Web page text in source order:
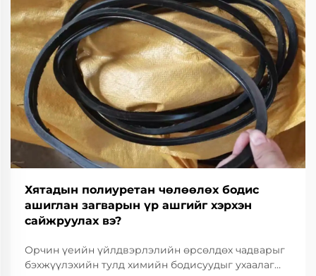
Хятадын полиуретан чөлөөлөх бодис
ашиглан загварын үр ашгийг хэрхэн
сайжруулах вэ?
Орчин үеийн үйлдвэрлэлийн өрсөлдөх чадварыг
бэхжүүлэхийн тулд химийн бодисуудыг ухаалаг